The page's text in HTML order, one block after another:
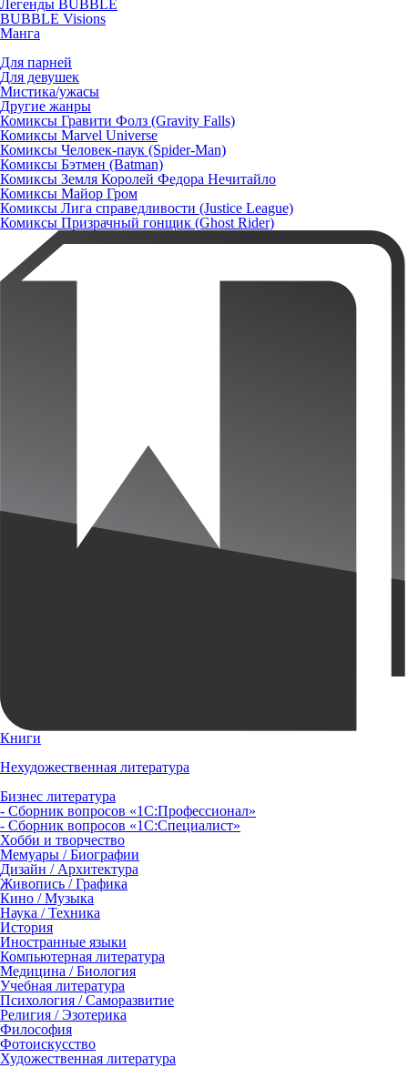
Легенды BUBBLE
BUBBLE Visions
Манга
Для парней
Для девушек
Мистика/ужасы
Другие жанры
Комиксы Гравити Фолз (Gravity Falls)
Комиксы Marvel Universe
Комиксы Человек-паук (Spider-Man)
Комиксы Бэтмен (Batman)
Комиксы Земля Королей Федора Нечитайло
Комиксы Майор Гром
Комиксы Лига справедливости (Justice League)
Комиксы Призрачный гонщик (Ghost Rider)
Книги
Нехудожественная литература
Бизнес литература
- Сборник вопросов «1С:Профессионал»
- Сборник вопросов «1С:Специалист»
Хобби и творчество
Мемуары / Биографии
Дизайн / Архитектура
Живопись / Графика
Кино / Музыка
Наука / Техника
История
Иностранные языки
Компьютерная литература
Медицина / Биология
Учебная литература
Психология / Саморазвитие
Религия / Эзотерика
Философия
Фотоискусство
Художественная литература